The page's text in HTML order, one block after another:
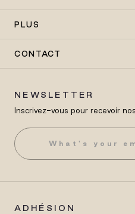
PLUS
CONTACT
NEWSLETTER
Inscrivez-vous pour recevoir
ADHÉSION